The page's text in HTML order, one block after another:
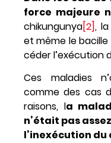
force majeure
chikungunya[2],
et même le
céder l’exécution
Ces maladies
comme des cas
raisons, la
n’était pas
l’inexécution